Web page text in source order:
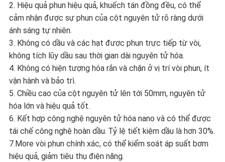
2. Hiệu quả phun hiệu quả, khuếch tán đồng đều, có thể
cảm nhận được sự phun của cột nguyên tử rõ ràng dưới
ánh sáng tự nhiên.
3. Không có dầu và các hạt được phun trực tiếp từ vòi,
không tích lũy dầu sau thời gian dài nguyên tử hóa.
4. Không có hiện tượng hóa rắn và chặn ở vị trí vòi phun, ít
vận hành và bảo trì.
5. Chiều cao của cột nguyên tử lên tới 50mm, nguyên tử
hóa lớn và hiệu quả tốt.
6. Kết hợp công nghệ nguyên tử hóa nano và có thể được
tái chế công nghệ hoàn dầu. Tỷ lệ tiết kiệm dầu là hơn 30%.
7.More vòi phun chính xác, có thể kiểm soát áp suất bơm
hiệu quả, giảm tiêu thụ điện năng.